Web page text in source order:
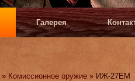
Галерея
» Комиссионное оружие » ИЖ-27ЕМ